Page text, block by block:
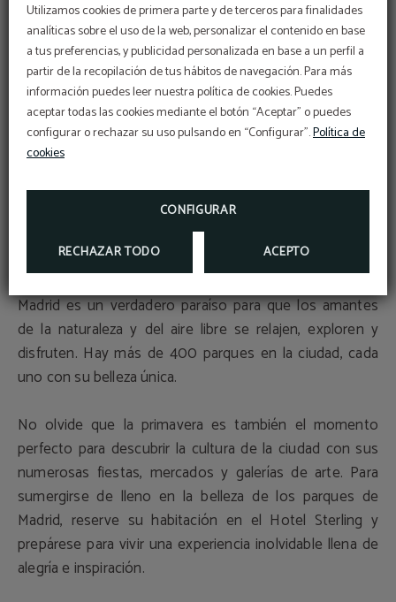
Utilizamos cookies de primera parte y de terceros para finalidades
analíticas sobre el uso de la web, personalizar el contenido en base
a tus preferencias, y publicidad personalizada en base a un perfil a
partir de la recopilación de tus hábitos de navegación. Para más
información puedes leer nuestra política de cookies. Puedes
aceptar todas las cookies mediante el botón “Aceptar” o puedes
configurar o rechazar su uso pulsando en “Configurar”.Política de
cookies
CONFIGURAR
RECHAZAR TODO ACEPTO
la paz en medio de su exuberante vegetación a lo largo
de su propio eje dedicado.
Jardines de Sabatini
Los Jardines de Sabatini se encuentran en el Palacio
Real de Madrid. Diseñados por Francesco Sabatini, están
decorados con fuentes, estatuas y monumentos
antiguos. Uno de los principales atractivos es la
escalinata, que se extiende desde el Jardín Inglés hasta
el templo de Diana.
Madrid es un verdadero paraíso para que los amantes
de la naturaleza y del aire libre se relajen, exploren y
disfruten. Hay más de 400 parques en la ciudad, cada
uno con su belleza única.
No olvide que la primavera es también el momento
perfecto para descubrir la cultura de la ciudad con sus
numerosas fiestas, mercados y galerías de arte. Para
sumergirse de lleno en la belleza de los parques de
Madrid, reserve su habitación en el Hotel Sterling y
prepárese para vivir una experiencia inolvidable llena de
alegría e inspiración.
¡Suscríbete a nuestra
newsletter!
¡EBOOK EXCLUSIVO PARA TI!